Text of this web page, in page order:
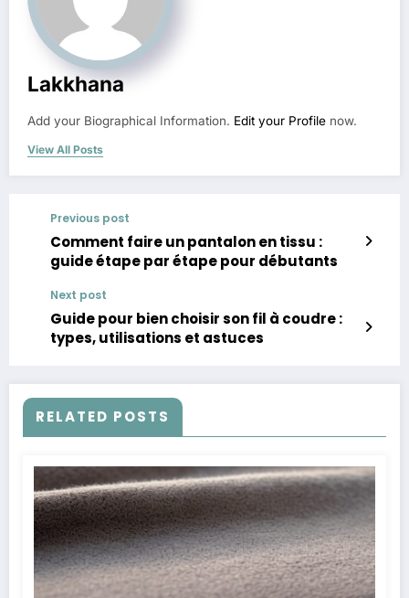
Lakkhana
Add your Biographical Information. Edit your Profile now.
View All Posts
Previous post
Comment faire un pantalon en tissu :
guide étape par étape pour débutants
Next post
Guide pour bien choisir son fil à coudre :
types, utilisations et astuces
RELATED POSTS